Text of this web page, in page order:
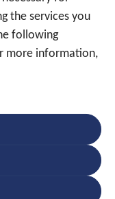
the services you
following
more information,
formulier.